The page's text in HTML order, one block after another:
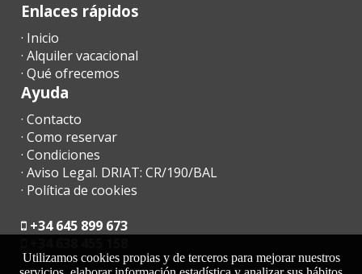
Enlaces rápidos
· Inicio
· Alquiler vacacional
· Qué ofrecemos
Ayuda
· Contacto
· Como reservar
· Condiciones
· Aviso Legal. DRIAT: CR/190/BAL
· Política de cookies
+34 645 899 673
Utilizamos cookies propias y de terceros para mejorar nuestros